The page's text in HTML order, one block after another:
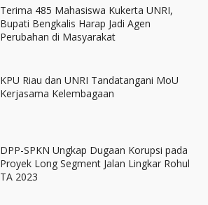
Terima 485 Mahasiswa Kukerta UNRI,
Bupati Bengkalis Harap Jadi Agen
Perubahan di Masyarakat
KPU Riau dan UNRI Tandatangani MoU
Kerjasama Kelembagaan
DPP-SPKN Ungkap Dugaan Korupsi pada
Proyek Long Segment Jalan Lingkar Rohul
TA 2023